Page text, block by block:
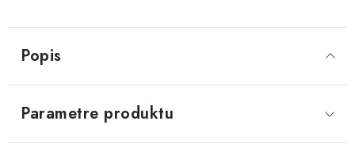
Popis
Parametre produktu